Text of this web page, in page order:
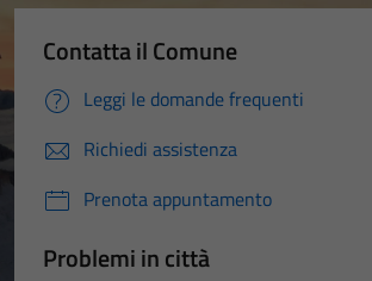
Contatta il Comune
Leggi le domande frequenti
Richiedi assistenza
Prenota appuntamento
Problemi in città